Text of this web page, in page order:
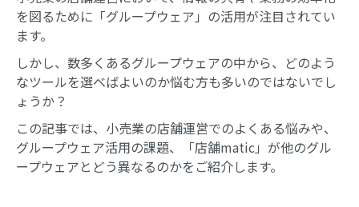
を図るために「グループウェア」の活用が注目されてい
ます。
しかし、数多くあるグループウェアの中から、どのよう
なツールを選べばよいのか悩む方も多いのではないでし
ょうか？
この記事では、小売業の店舗運営でのよくある悩みや、
グループウェア活用の課題、「店舗matic」が他のグル
ープウェアとどう異なるのかをご紹介します。